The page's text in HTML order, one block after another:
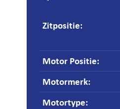
Zitpositie:
Motor Positie:
Motormerk:
Motortype: